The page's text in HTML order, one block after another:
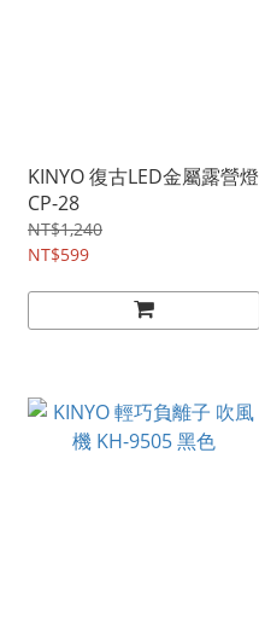
KINYO 復古LED金屬露營燈
CP-28
NT$1,240
NT$599